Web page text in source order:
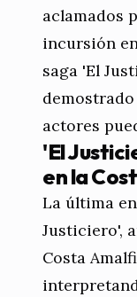
aclamados
incursión
saga 'El
actores
'El
en la
La última
Justiciero',
Costa